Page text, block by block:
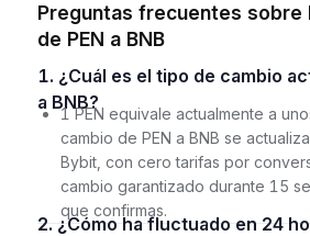
Preguntas frecuentes sobre
de PEN a BNB
1. ¿Cuál es el tipo de cambio actual de 1 PEN
a BNB?
1 PEN equivale actualmente a
cambio de PEN a BNB se
Bybit, con cero tarifas por
cambio garantizado durante 15
que confirmas.
2. ¿Cómo ha fluctuado en 24 horas el tipo de